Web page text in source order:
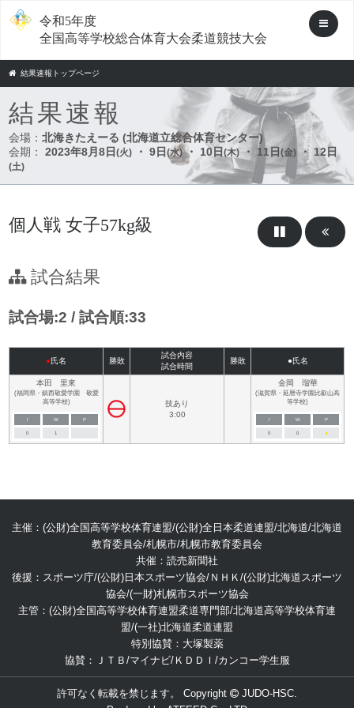
令和5年度
全国高等学校総合体育大会柔道競技大会
結果速報トップページ
結果速報
会場：北海きたえーる (北海道立総合体育センター)
会期：
2023年8月8日(火) ・ 9日(水)・ 10日(木) ・ 11日(金)・ 12日
(土)
個人戦 女子57kg級
試合結果
試合場:2 / 試合順:33
●氏名 勝敗
試合内容
試合時間
勝敗 ●氏名
本田 里來
(福岡県・鎮西敬愛学園 敬愛
高等学校)
I W P
0 1
技あり
3:00
金岡 瑠華
(滋賀県・延暦寺学園比叡山高
等学校)
I W P
0 0 ■
主催：(公財)全国高等学校体育連盟/(公財)全日本柔道連盟/北海道/北海道
教育委員会/札幌市/札幌市教育委員会
共催：読売新聞社
後援：スポーツ庁/(公財)日本スポーツ協会/ＮＨＫ/(公財)北海道スポーツ
協会/(一財)札幌市スポーツ協会
主管：(公財)全国高等学校体育連盟柔道専門部/北海道高等学校体育連
盟/(一社)北海道柔道連盟
特別協賛：大塚製薬
協賛：ＪＴＢ/マイナビ/ＫＤＤＩ/カンコー学生服
許可なく転載を禁じます。 Copyright
JUDO-HSC.